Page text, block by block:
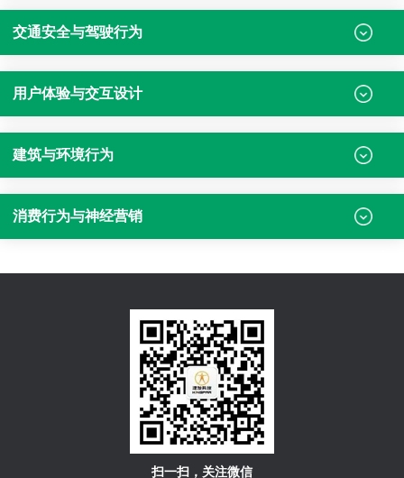
交通安全与驾驶行为
用户体验与交互设计
建筑与环境行为
消费行为与神经营销
扫一扫，关注微信